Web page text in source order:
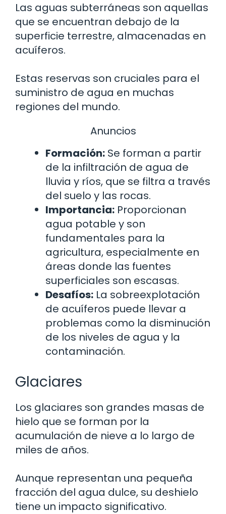
Las aguas subterráneas son aquellas
que se encuentran debajo de la
superficie terrestre, almacenadas en
acuíferos.
Estas reservas son cruciales para el
suministro de agua en muchas
regiones del mundo.
Anuncios
Formación: Se forman a partir
de la infiltración de agua de
lluvia y ríos, que se filtra a través
del suelo y las rocas.
Importancia: Proporcionan
agua potable y son
fundamentales para la
agricultura, especialmente en
áreas donde las fuentes
superficiales son escasas.
Desafíos: La sobreexplotación
de acuíferos puede llevar a
problemas como la disminución
de los niveles de agua y la
contaminación.
Glaciares
Los glaciares son grandes masas de
hielo que se forman por la
acumulación de nieve a lo largo de
miles de años.
Aunque representan una pequeña
fracción del agua dulce, su deshielo
tiene un impacto significativo.